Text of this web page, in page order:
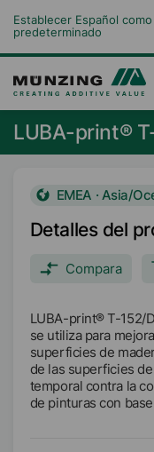
Establecer Español como
predeterminado
LUBA-print®
EMEA · Asia/
Detalles del
Compara
LUBA-print® T-152/
se utiliza para
superficies de
de las superficies
temporal contra la
de pinturas con